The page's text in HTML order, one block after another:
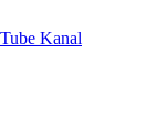
Kanal